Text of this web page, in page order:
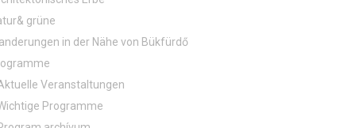
Erbe
grüne
in der Nähe von Bükfürdő
Veranstaltungen
Programme